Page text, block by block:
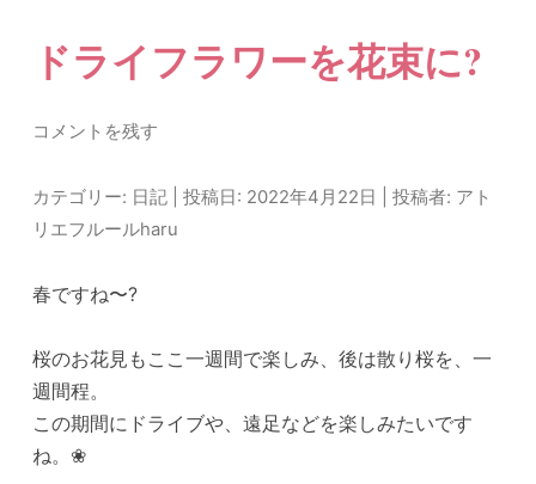
ドライフラワーを花束に?
コメントを残す
カテゴリー: 日記 | 投稿日: 2022年4月22日 |投稿者: アト
リエフルールharu
春ですね〜?
桜のお花見もここ一週間で楽しみ、後は散り桜を、一
週間程。
この期間にドライブや、遠足などを楽しみたいです
ね。❀